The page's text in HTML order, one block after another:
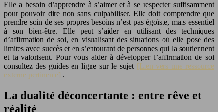
Elle a besoin d’apprendre à s’aimer et à se respecter suffisamment
pour pouvoir dire non sans culpabiliser. Elle doit comprendre que
prendre soin de ses propres besoins n’est pas égoïste, mais essentiel
à son bien-être. Elle peut s’aider en utilisant des techniques
d’affirmation de soi, en visualisant des situations où elle pose des
limites avec succès et en s’entourant de personnes qui la soutiennent
et la valorisent. Pour vous aider à développer l’affirmation de soi
consultez des guides en ligne sur le sujet [Lien vers une ressource
externe pertinente] .
La dualité déconcertante : entre rêve et
réalité